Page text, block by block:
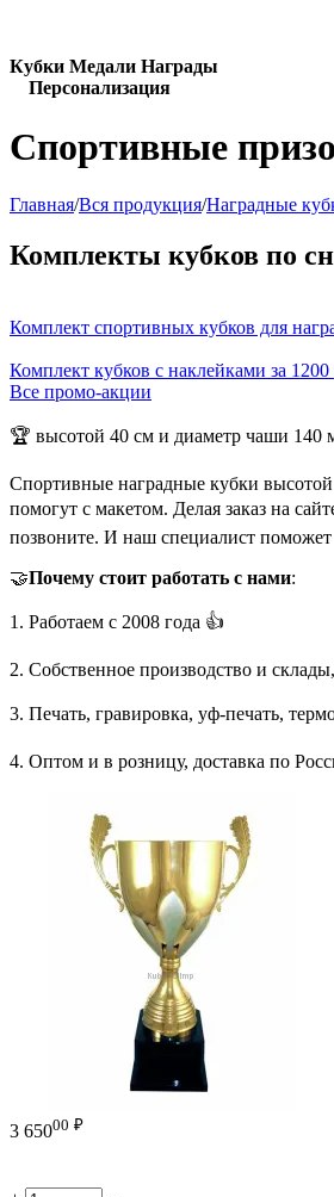
Кубки Медали Награды
Персонализация
Спортивные
Главная/Вся продукция/Наградные
Комплекты кубков по
Комплект спортивных кубков для
Комплект кубков с наклейками за
Все промо-акции
🏆 высотой 40 см и диаметр чаши 140
Спортивные наградные кубки
помогут с макетом. Делая заказ на
позвоните. И наш специалист
🤝Почему стоит работать с нами:
1. Работаем с 2008 года 👍
2. Собственное производство и
3. Печать, гравировка, уф-печать,
4. Оптом и в розницу, доставка по
3 65000 ₽